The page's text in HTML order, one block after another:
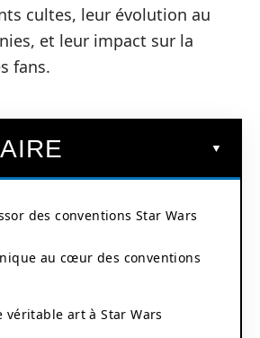
cultes, leur évolution au
et leur impact sur la
fans.
des conventions Star Wars
au cœur des conventions
véritable art à Star Wars